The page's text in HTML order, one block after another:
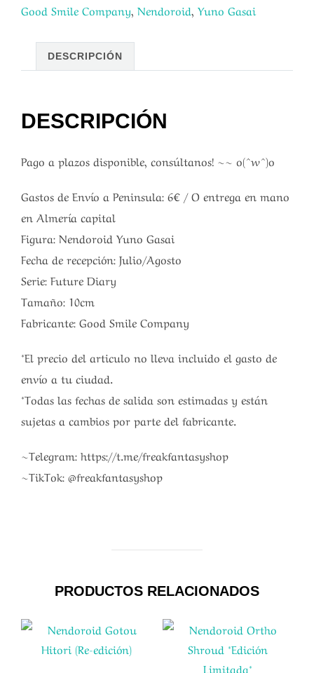
Good Smile Company Nendoroid Yuno Gasai
DESCRIPCIÓN
DESCRIPCIÓN
Pago a plazos disponible, consúltanos! ~~ o(^w^)o
Gastos de Envío a Peninsula: 6€ / O entrega en mano
en Almería capital
Figura: Nendoroid Yuno Gasai
Fecha de recepción: Julio/Agosto
Serie: Future Diary
Tamaño: 10cm
Fabricante: Good Smile Company
*El precio del articulo no lleva incluido el gasto de
envío a tu ciudad.
*Todas las fechas de salida son estimadas y están
sujetas a cambios por parte del fabricante.
~Telegram: https://t.me/freakfantasyshop
~TikTok: @freakfantasyshop
PRODUCTOS RELACIONADOS